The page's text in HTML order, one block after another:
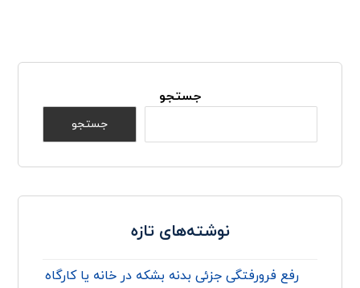
جستجو
جستجو
نوشته‌های تازه
رفع فرورفتگی جزئی بدنه بشکه در خانه یا کارگاه